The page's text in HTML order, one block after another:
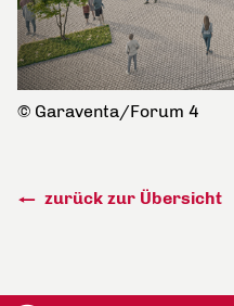
© Garaventa/Forum 4
zurück zur Übersicht